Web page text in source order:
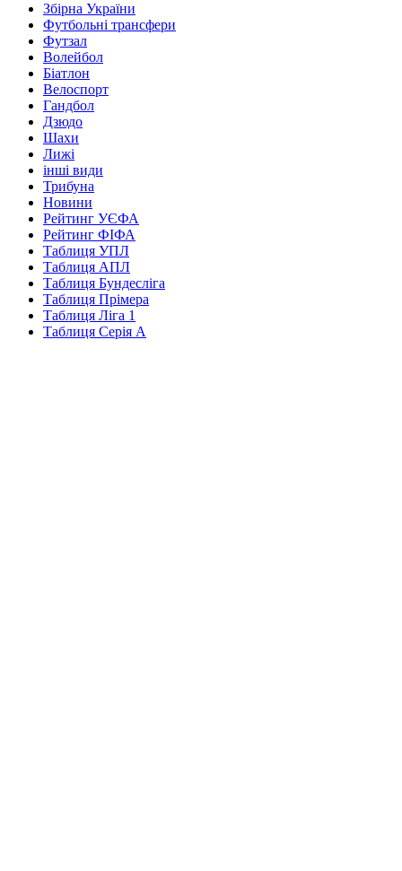
Збірна України
Футбольні трансфери
Футзал
Волейбол
Біатлон
Велоспорт
Гандбол
Дзюдо
Шахи
Лижі
інші види
Трибуна
Новини
Рейтинг УЄФА
Рейтинг ФІФА
Таблиця УПЛ
Таблиця АПЛ
Таблиця Бундесліга
Таблиця Прімера
Таблиця Ліга 1
Таблиця Серія А